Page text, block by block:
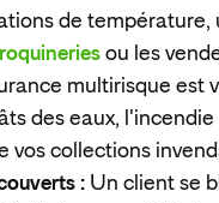
de température,
ou les
multirisque est
des eaux, l'incendie
vos collections
: Un client se